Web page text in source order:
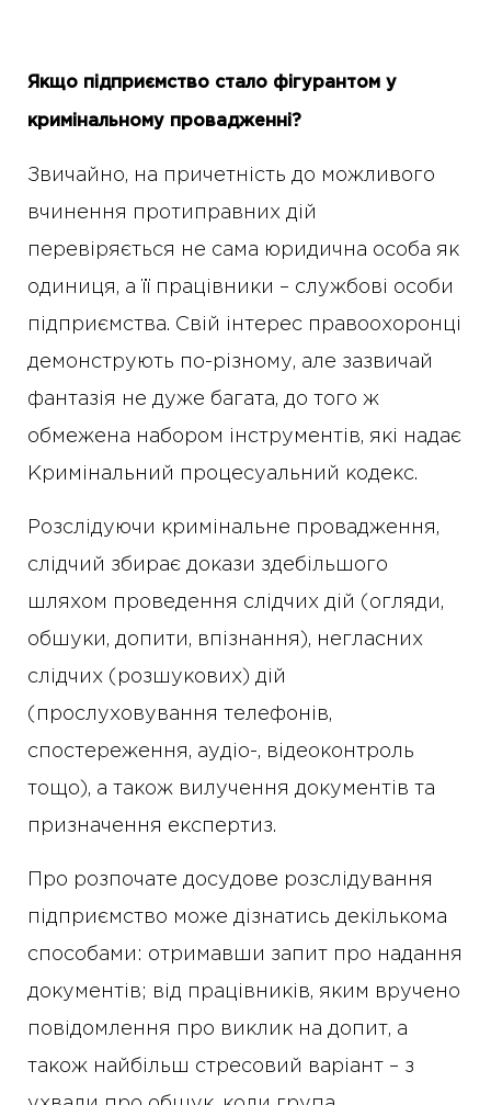
Якщо підприємство стало фігурантом у
кримінальному провадженні?
Звичайно, на причетність до можливого
вчинення протиправних дій
перевіряється не сама юридична особа як
одиниця, а її працівники – службові особи
підприємства. Свій інтерес правоохоронці
демонструють по-різному, але зазвичай
фантазія не дуже багата, до того ж
обмежена набором інструментів, які надає
Кримінальний процесуальний кодекс.
Розслідуючи кримінальне провадження,
слідчий збирає докази здебільшого
шляхом проведення слідчих дій (огляди,
обшуки, допити, впізнання), негласних
слідчих (розшукових) дій
(прослуховування телефонів,
спостереження, аудіо-, відеоконтроль
тощо), а також вилучення документів та
призначення експертиз.
Про розпочате досудове розслідування
підприємство може дізнатись декількома
способами: отримавши запит про надання
документів; від працівників, яким вручено
повідомлення про виклик на допит, а
також найбільш стресовий варіант – з